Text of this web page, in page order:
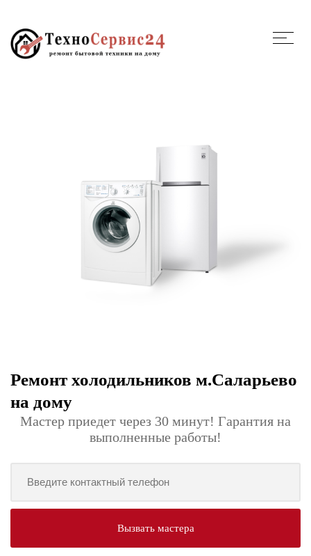
Ремонт холодильников м.Саларьево
на дому
Мастер приедет через 30 минут! Гарантия на